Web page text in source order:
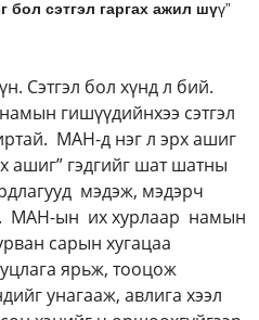
бол сэтгэл гаргах ажил шүү”
Сэтгэл бол хүнд л бий.
гишүүдийнхээ сэтгэл
МАН-д нэг л эрх ашиг
ашиг” гэдгийг шат шатны
мэдэж, мэдэрч
МАН-ын их хурлаар намын
сарын хугацаа
ярьж, тооцож
унагааж, авлига хээл